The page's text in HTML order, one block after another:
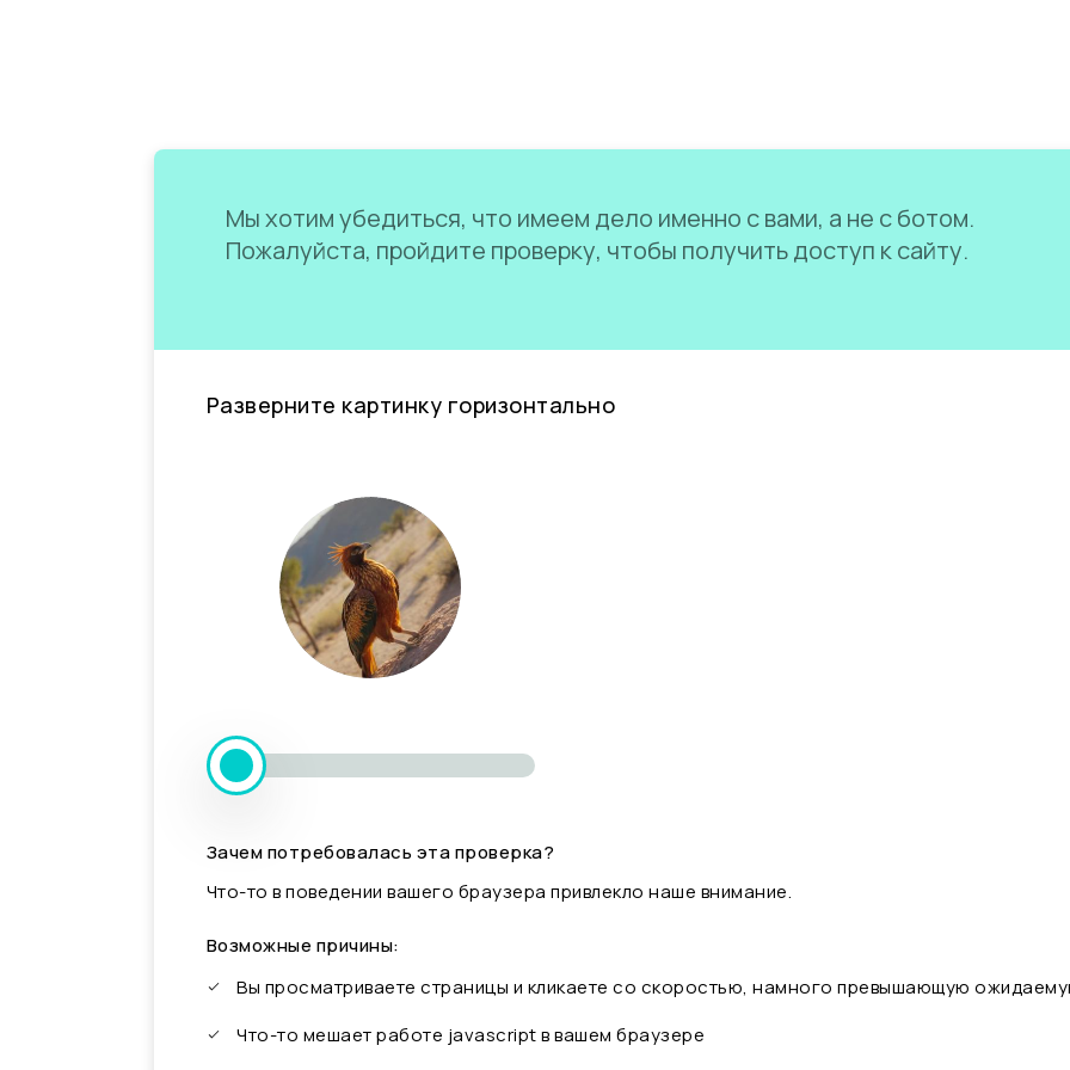
Мы хотим убедиться, что имеем дело именно с вами, а не с ботом.
Пожалуйста, пройдите проверку, чтобы получить доступ к сайту.
Разверните картинку горизонтально
Зачем потребовалась эта проверка?
Что-то в поведении вашего браузера привлекло наше внимание.
Возможные причины:
Вы просматриваете страницы и кликаете со скоростью, намного превышающую
Что-то мешает работе javascript в вашем браузере